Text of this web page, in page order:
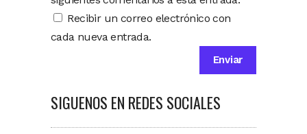
Recibir un correo electrónico con
cada nueva entrada.
SIGUENOS EN REDES SOCIALES